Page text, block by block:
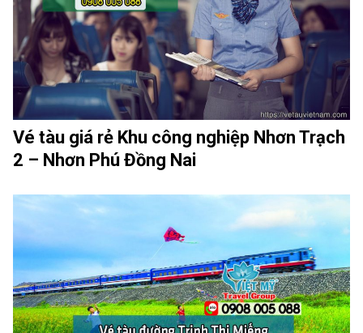
Vé tàu giá rẻ Khu công nghiệp Nhơn Trạch
2 – Nhơn Phú Đồng Nai